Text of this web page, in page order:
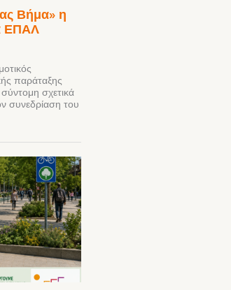
Βήμα» η
ΕΠΑΛ
παράταξης
σχετικά
συνεδρίαση του